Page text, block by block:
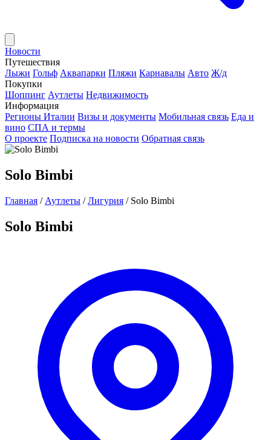
Новости
Путешествия
Лыжи Гольф Аквапарки Пляжи Карнавалы Авто Ж/д
Покупки
Шоппинг Аутлеты Недвижимость
Информация
Регионы Италии Визы и документы Мобильная связь Еда и
вино СПА и термы
О проекте Подписка на новости Обратная связь
Solo Bimbi
Главная / Аутлеты / Лигурия / Solo Bimbi
Solo Bimbi